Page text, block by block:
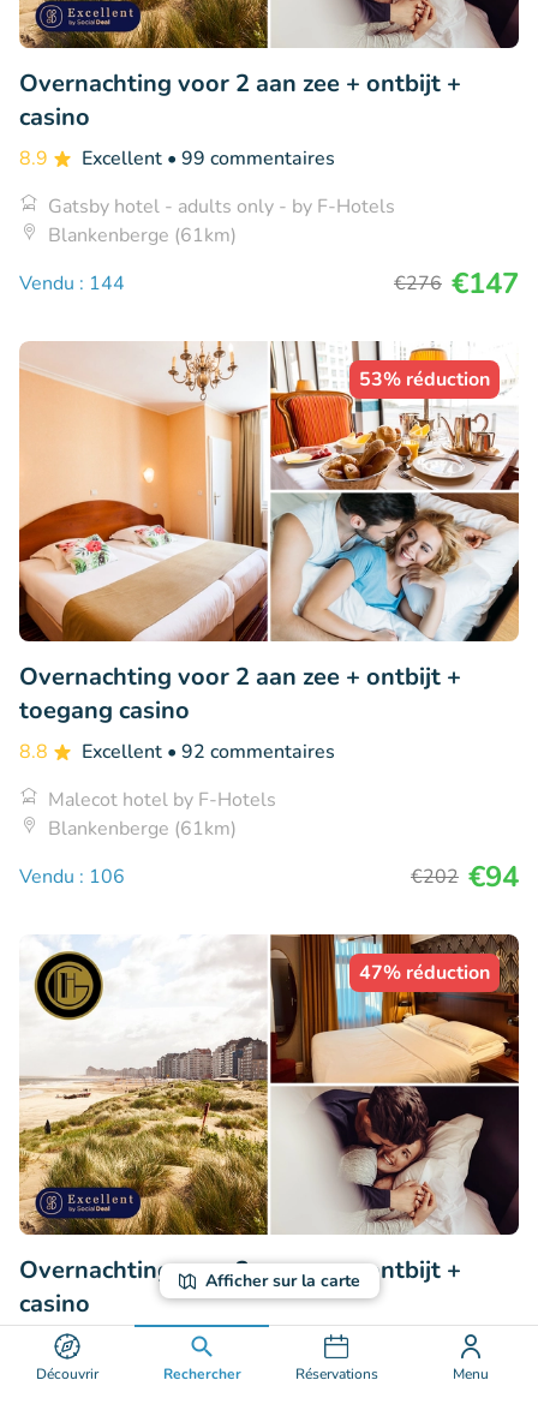
Découvrir Rechercher Réservations Menu
Afficher sur la carte
Overnachting voor 2 aan zee + ontbijt +
casino
8.9 Excellent • 99 commentaires
Gatsby hotel - adults only - by F-Hotels
Blankenberge (61km)
Vendu : 144
€276 €147
53% réduction
Overnachting voor 2 aan zee + ontbijt +
toegang casino
8.8 Excellent • 92 commentaires
Malecot hotel by F-Hotels
Blankenberge (61km)
Vendu : 106
€202 €94
47% réduction
Overnachting voor 2 aan zee + ontbijt +
casino
• 99 commentaires